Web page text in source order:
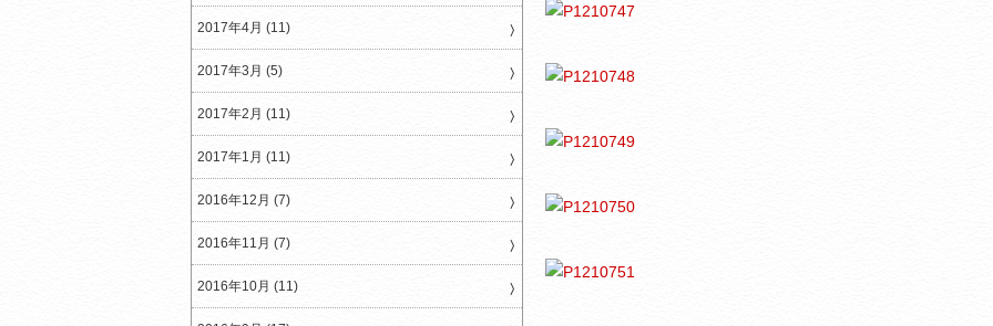
2017年4月 (11)
2017年3月 (5)
2017年2月 (11)
2017年1月 (11)
2016年12月 (7)
2016年11月 (7)
2016年10月 (11)